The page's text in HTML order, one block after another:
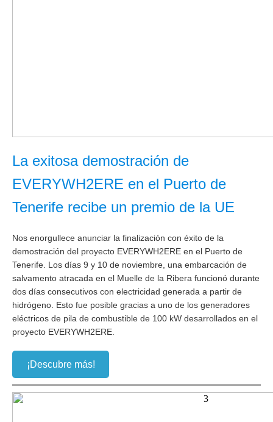
La exitosa demostración de
EVERYWH2ERE en el Puerto de
Tenerife recibe un premio de la UE
Nos enorgullece anunciar la finalización con éxito de la
demostración del proyecto EVERYWH2ERE en el Puerto de
Tenerife. Los días 9 y 10 de noviembre, una embarcación de
salvamento atracada en el Muelle de la Ribera funcionó durante
dos días consecutivos con electricidad generada a partir de
hidrógeno. Esto fue posible gracias a uno de los generadores
eléctricos de pila de combustible de 100 kW desarrollados en el
proyecto EVERYWH2ERE.
¡Descubre más!